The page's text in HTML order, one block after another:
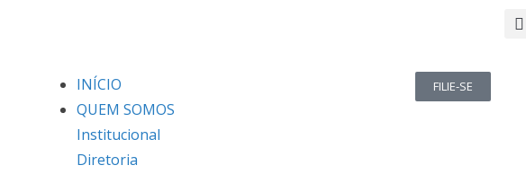
INÍCIO
QUEM SOMOS
Institucional
Diretoria
FILIE-SE